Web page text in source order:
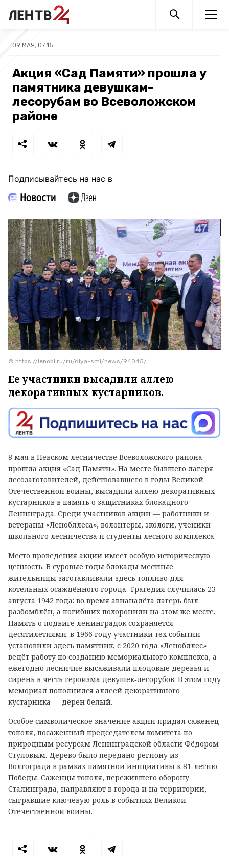
09 МАЯ, 07:15
Акция «Сад Памяти» прошла у
памятника девушкам-
лесорубам во Всеволожском
районе
Подписывайтесь на нас в
© https://lenobl.ru/ru/dlya-smi/news/94045/
Ее участники высадили аллею
декоративных кустарников.
8 мая в Невском лесничестве Всеволожского района
прошла акция «Сад Памяти». На месте бывшего лагеря
лесозаготовителей, действовавшего в годы Великой
Отечественной войны, высадили аллею декоративных
кустарников в память о защитниках блокадного
Ленинграда. Среди участников акции — работники и
ветераны «Ленобллеса», волонтеры, экологи, ученики
школьного лесничества и студенты лесного комплекса.
Место проведения акции имеет особую историческую
ценность. В суровые годы блокады местные
жительницы заготавливали здесь топливо для
котельных осаждённого города. Трагедия случилась 23
августа 1942 года: во время авианалёта лагерь был
разбомблён, а погибших похоронили на этом же месте.
Память о подвиге ленинградок сохраняется
десятилетиями: в 1966 году участники тех событий
установили здесь памятник, с 2020 года «Ленобллес»
ведёт работу по созданию мемориального комплекса, а
ежегодно лесничие высаживали плодовые деревья и
сирень в честь героизма девушек‑лесорубов. В этом году
мемориал пополнился аллеей декоративного
кустарника — дёрен белый.
Особое символическое значение акции придал саженец
тополя, посаженный председателем комитета по
природным ресурсам Ленинградской области Фёдором
Стуловым. Дерево было передано региону из
Волгограда в рамках памятной инициативы к 81‑летию
Победы. Саженцы тополя, пережившего оборону
Сталинграда, направляют в города и на территории,
сыгравшие ключевую роль в событиях Великой
Отечественной войны.